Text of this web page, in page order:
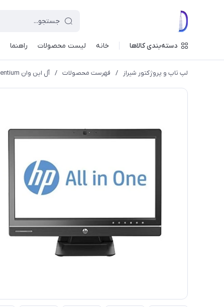
دسته‌بندی کالاها خانه لیست محصولات راهنما
لپ تاپ و پروژکتور شیراز / فهرست محصولات / آل این وان HP Compaq Pro 6300 pentium